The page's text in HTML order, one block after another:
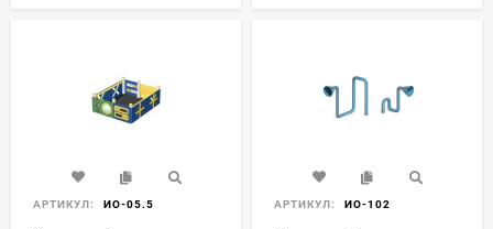
АРТИКУЛ: ИО-05.5 АРТИКУЛ: ИО-102